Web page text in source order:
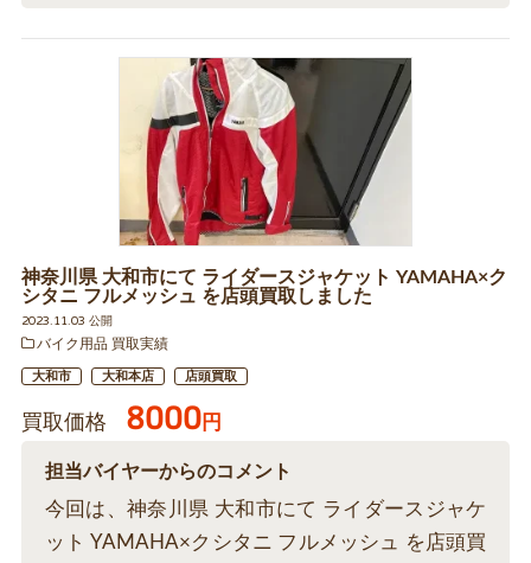
神奈川県 大和市にて ライダースジャケット YAMAHA×ク
シタニ フルメッシュ を店頭買取しました
2023.11.03 公開
バイク用品 買取実績
大和市 大和本店 店頭買取
買取価格 8000円
担当バイヤーからのコメント
今回は、神奈川県 大和市にて ライダースジャケ
ット YAMAHA×クシタニ フルメッシュ を店頭買